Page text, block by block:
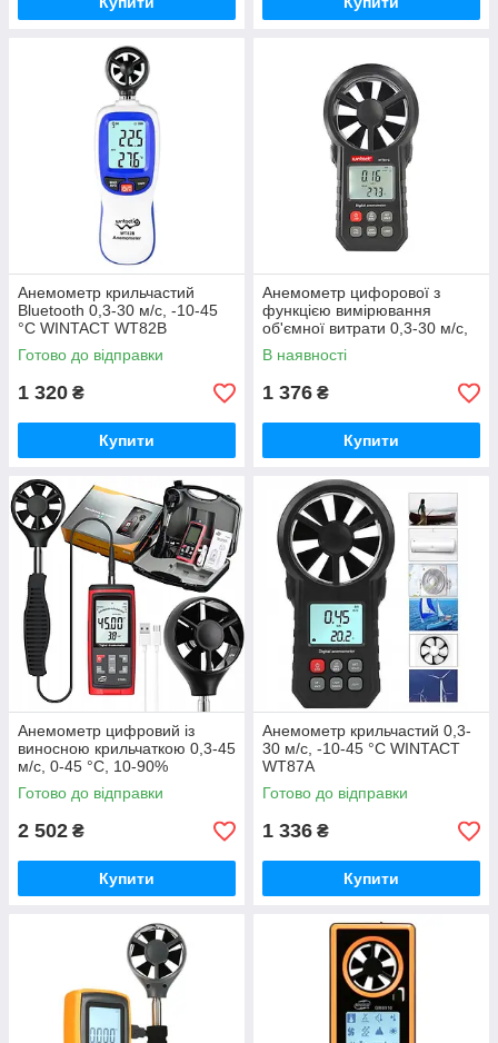
Анемометр крильчастий
Bluetooth 0,3-30 м/с, -10-45
°C WINTACT WT82B
Готово до відправки
1 320 ₴
Купити
Анемометр цифорової з
функцією вимірювання
об'ємної витрати 0,3-30 м/с,
-10-45 °C WINTACT WT87C
В наявності
1 376 ₴
Купити
Анемометр цифровий із
виносною крильчаткою 0,3-45
м/с, 0-45 °C, 10-90%
BENETECH GT8915
Готово до відправки
2 502 ₴
Купити
Анемометр крильчастий 0,3-
30 м/с, -10-45 °C WINTACT
WT87A
Готово до відправки
1 336 ₴
Купити